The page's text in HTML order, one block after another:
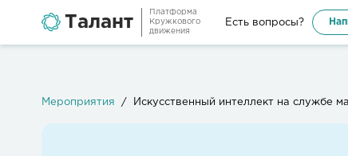
Талант
Платформа
Кружкового
движения
Есть вопросы?
Мероприятия Искусственный интеллект на службе